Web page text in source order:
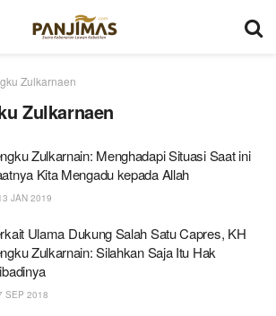
Zulkarnaen
Zulkarnaen
Zulkarnain: Menghadapi Situasi Saat ini
Kita Mengadu kepada Allah
JAN 2019
Ulama Dukung Salah Satu Capres, KH
Zulkarnain: Silahkan Saja Itu Hak
SEP 2018